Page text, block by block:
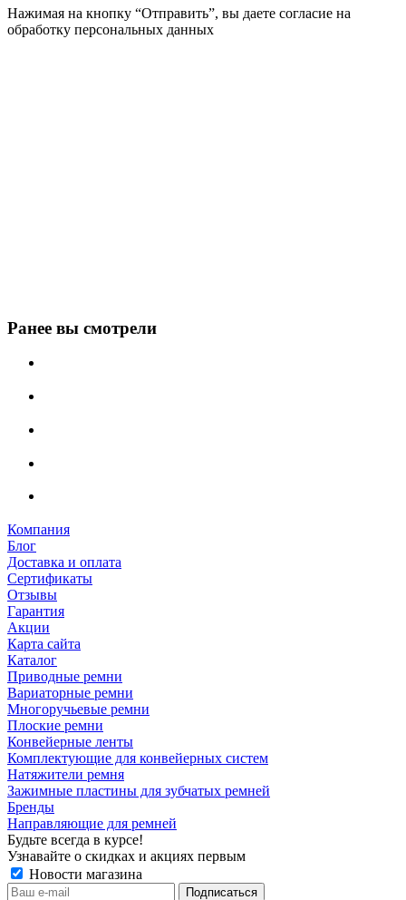
Нажимая на кнопку “Отправить”, вы даете согласие на
обработку персональных данных
Ранее вы смотрели
Компания
Блог
Доставка и оплата
Сертификаты
Отзывы
Гарантия
Акции
Карта сайта
Каталог
Приводные ремни
Вариаторные ремни
Многоручьевые ремни
Плоские ремни
Конвейерные ленты
Комплектующие для конвейерных систем
Натяжители ремня
Зажимные пластины для зубчатых ремней
Бренды
Направляющие для ремней
Будьте всегда в курсе!
Узнавайте о скидках и акциях первым
Новости магазина